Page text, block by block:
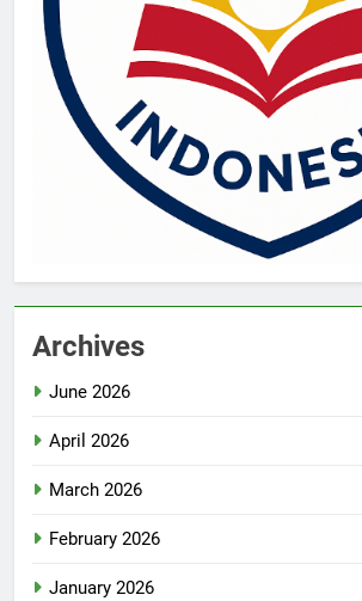
Archives
June 2026
April 2026
March 2026
February 2026
January 2026